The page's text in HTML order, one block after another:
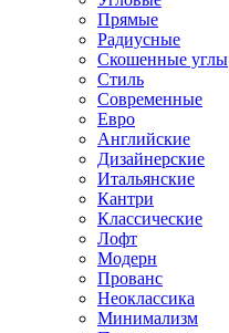
Прямые
Радиусные
Скошенные углы
Стиль
Современные
Евро
Английские
Дизайнерские
Итальянские
Кантри
Классические
Лофт
Модерн
Прованс
Неоклассика
Минимализм